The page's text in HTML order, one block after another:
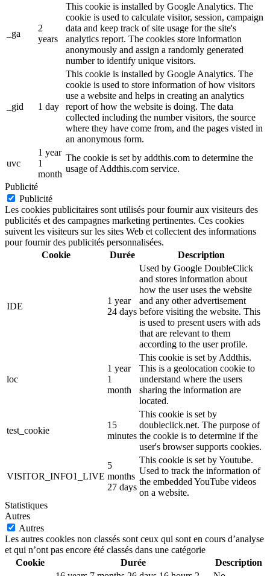
_ga
2
years
This cookie is installed by Google Analytics. The
cookie is used to calculate visitor, session, campaign
data and keep track of site usage for the site's
analytics report. The cookies store information
anonymously and assign a randomly generated
number to identify unique visitors.
_gid 1 day
This cookie is installed by Google Analytics. The
cookie is used to store information of how visitors
use a website and helps in creating an analytics
report of how the website is doing. The data
collected including the number visitors, the source
where they have come from, and the pages visted in
an anonymous form.
uvc
1 year
1
month
The cookie is set by addthis.com to determine the
usage of Addthis.com service.
Publicité
Publicité
Les cookies publicitaires sont utilisés pour fournir aux visiteurs des
publicités et des campagnes marketing pertinentes. Ces cookies
suivent les visiteurs sur les sites Web et collectent des informations
pour fournir des publicités personnalisées.
Cookie
Durée Description
IDE
1 year
24 days
Used by Google DoubleClick
and stores information about
how the user uses the website
and any other advertisement
before visiting the website. This
is used to present users with ads
that are relevant to them
according to the user profile.
loc
1 year
1
month
This cookie is set by Addthis.
This is a geolocation cookie to
understand where the users
sharing the information are
located.
test_cookie
15
minutes
This cookie is set by
doubleclick.net. The purpose of
the cookie is to determine if the
user's browser supports cookies.
VISITOR_INFO1_LIVE
5
months
27 days
This cookie is set by Youtube.
Used to track the information of
the embedded YouTube videos
on a website.
Statistiques
Autres
Autres
Les autres cookies non classés sont ceux qui sont en cours d’analyse
et qui n’ont pas encore été classés dans une catégorie
Cookie
Durée
Description